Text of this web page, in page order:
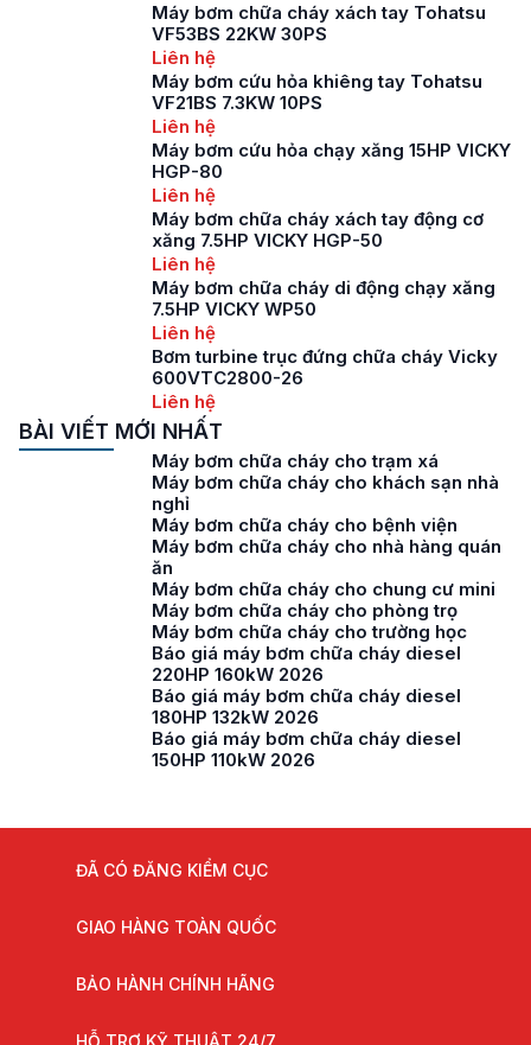
Máy bơm chữa cháy xách tay Tohatsu
VF53BS 22KW 30PS
Liên hệ
Máy bơm cứu hỏa khiêng tay Tohatsu
VF21BS 7.3KW 10PS
Liên hệ
Máy bơm cứu hỏa chạy xăng 15HP VICKY
HGP-80
Liên hệ
Máy bơm chữa cháy xách tay động cơ
xăng 7.5HP VICKY HGP-50
Liên hệ
Máy bơm chữa cháy di động chạy xăng
7.5HP VICKY WP50
Liên hệ
Bơm turbine trục đứng chữa cháy Vicky
600VTC2800-26
Liên hệ
BÀI VIẾT MỚI NHẤT
Máy bơm chữa cháy cho trạm xá
Máy bơm chữa cháy cho khách sạn nhà
nghỉ
Máy bơm chữa cháy cho bệnh viện
Máy bơm chữa cháy cho nhà hàng quán
ăn
Máy bơm chữa cháy cho chung cư mini
Máy bơm chữa cháy cho phòng trọ
Máy bơm chữa cháy cho trường học
Báo giá máy bơm chữa cháy diesel
220HP 160kW 2026
Báo giá máy bơm chữa cháy diesel
180HP 132kW 2026
Báo giá máy bơm chữa cháy diesel
150HP 110kW 2026
ĐÃ CÓ ĐĂNG KIỂM CỤC
GIAO HÀNG TOÀN QUỐC
BẢO HÀNH CHÍNH HÃNG
HỖ TRỢ KỸ THUẬT 24/7